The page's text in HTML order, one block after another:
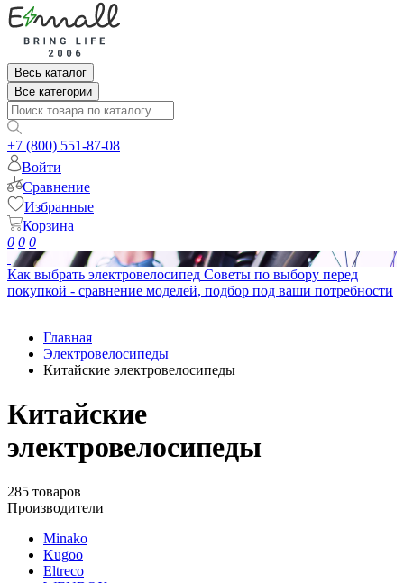
Весь каталог
Все категории
+7 (800) 551-87-08
Войти
Сравнение
Избранные
Корзина
0 0 0
Как выбрать электровелосипед Советы по выбору перед
покупкой - сравнение моделей, подбор под ваши потребности
Главная
Электровелосипеды
Китайские электровелосипеды
Китайские
электровелосипеды
285 товаров
Производители
Minako
Kugoo
Eltreco